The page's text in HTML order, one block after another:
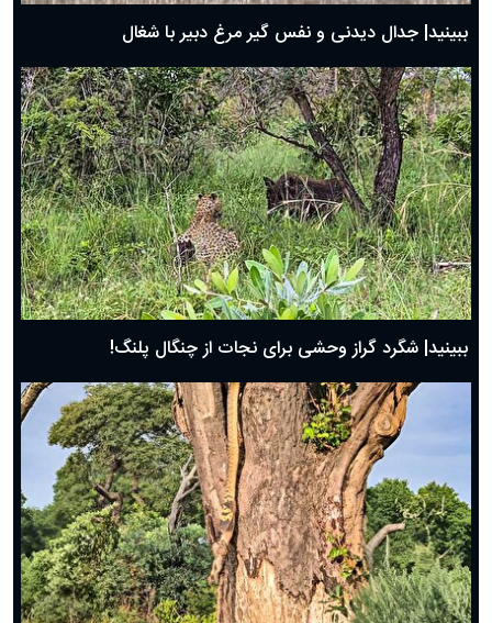
ببینید| جدال دیدنی و نفس گیر مرغ دبیر با شغال
ببینید| شگرد گراز وحشی برای نجات از چنگال پلنگ!